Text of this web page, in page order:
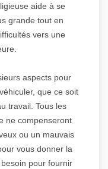
aide à se
grande tout en
vers une
aspects pour
que ce soit
travail. Tous les
ne compenseront
ou un mauvais
vous donner la
pour fournir